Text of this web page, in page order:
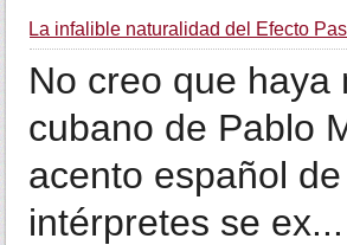
La infalible naturalidad del Efecto
No creo que haya
cubano de Pablo
acento español
intérpretes se ex...